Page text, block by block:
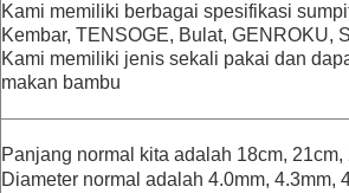
Kami memiliki berbagai spesifikasi
Kembar, TENSOGE, Bulat, GENROKU,
Kami memiliki jenis sekali pakai dan
makan bambu
Panjang normal kita adalah 18cm, 21cm,
Diameter normal adalah 4.0mm, 4.3mm,